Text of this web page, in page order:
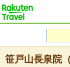
笹戸山長泉院